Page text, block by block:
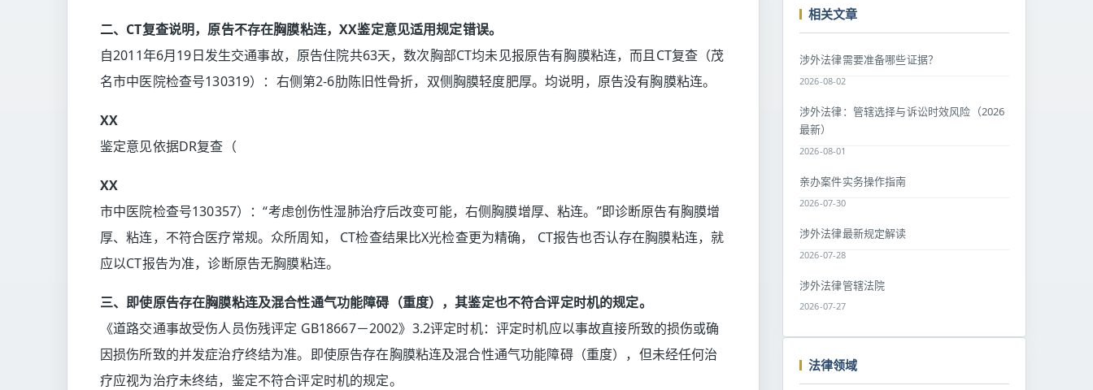
二、CT复查说明，原告不存在胸膜粘连，XX鉴定意见适用规定错误。
自2011年6月19日发生交通事故，原告住院共63天，数次胸部CT均未见报原告有胸膜粘连，而且CT复查（茂
名市中医院检查号130319）：右侧第2-6肋陈旧性骨折，双侧胸膜轻度肥厚。均说明，原告没有胸膜粘连。
XX
鉴定意见依据DR复查（
XX
市中医院检查号130357）：“考虑创伤性湿肺治疗后改变可能，右侧胸膜增厚、粘连。”即诊断原告有胸膜增
厚、粘连，不符合医疗常规。众所周知， CT检查结果比X光检查更为精确， CT报告也否认存在胸膜粘连，就
应以CT报告为准，诊断原告无胸膜粘连。
三、即使原告存在胸膜粘连及混合性通气功能障碍（重度），其鉴定也不符合评定时机的规定。
《道路交通事故受伤人员伤残评定 GB18667－2002》3.2评定时机：评定时机应以事故直接所致的损伤或确
因损伤所致的并发症治疗终结为准。即使原告存在胸膜粘连及混合性通气功能障碍（重度），但未经任何治
疗应视为治疗未终结，鉴定不符合评定时机的规定。
相关文章
涉外法律需要准备哪些证据？
2026-08-02
涉外法律：管辖选择与诉讼时效风险（2026
最新）
2026-08-01
亲办案件实务操作指南
2026-07-30
涉外法律最新规定解读
2026-07-28
涉外法律管辖法院
2026-07-27
法律领域